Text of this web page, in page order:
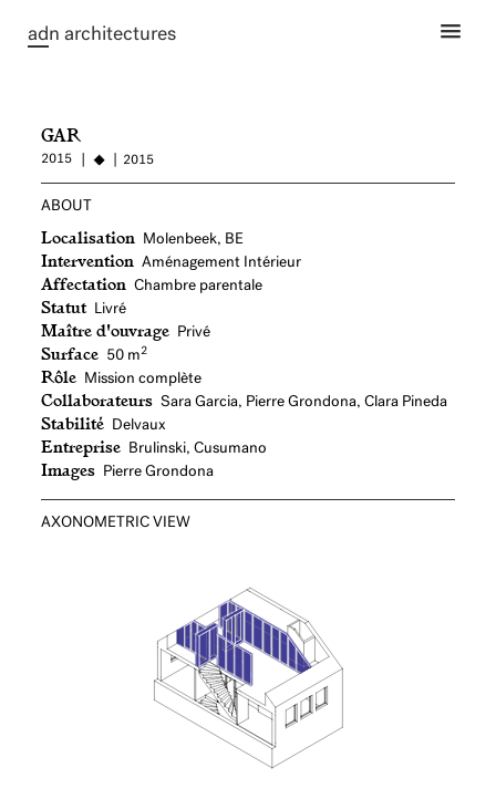
adn architectures
GAR
2015 2015
ABOUT
Localisation Molenbeek, BE
Intervention Aménagement Intérieur
Affectation Chambre parentale
Statut Livré
Maître d'ouvrage Privé
Surface 50 m2
Rôle Mission complète
Collaborateurs Sara Garcia, Pierre Grondona, Clara Pineda
Stabilité Delvaux
Entreprise Brulinski, Cusumano
Images Pierre Grondona
AXONOMETRIC VIEW